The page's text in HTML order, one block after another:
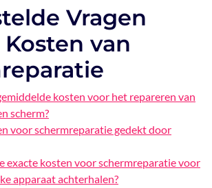
Vragen
van
kosten voor het repareren van
scherm?
voor schermreparatie gedekt door
exacte kosten voor schermreparatie voor
apparaat achterhalen?